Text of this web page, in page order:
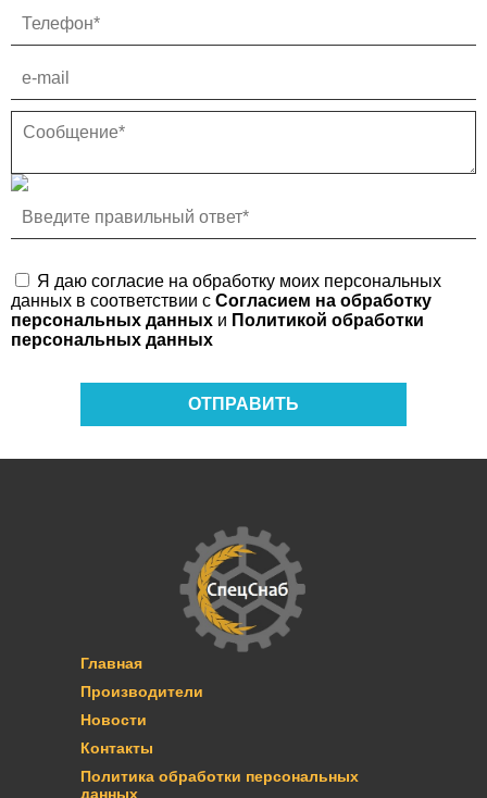
Я даю согласие на обработку моих персональных
данных в соответствии с Согласием на обработку
персональных данных и Политикой обработки
персональных данных
ОТПРАВИТЬ
Главная
Производители
Новости
Контакты
Политика обработки персональных
данных